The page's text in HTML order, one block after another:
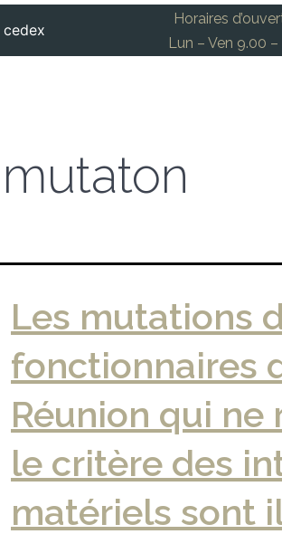
cedex
Horaires
Lun – Ven 9.00 –
mutaton
Les mutations
fonctionnaires
Réunion qui
le critère des
matériels sont